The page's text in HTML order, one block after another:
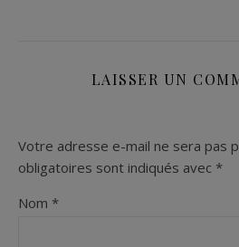
LAISSER UN
Votre adresse e-mail ne sera pas
obligatoires sont indiqués avec *
Nom *